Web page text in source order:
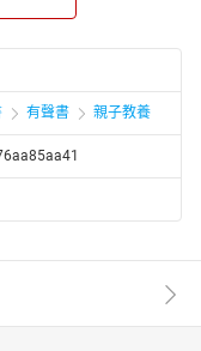
界線。
〈狐假虎威〉的故事
鷸蚌相爭〉的故事
翠鳥移巢〉的故事
有聲書 親子教養